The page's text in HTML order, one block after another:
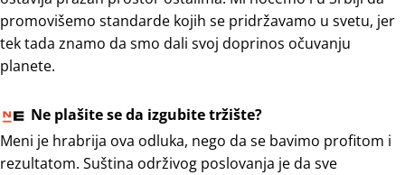
promovišemo standarde kojih se pridržavamo u svetu, jer
tek tada znamo da smo dali svoj doprinos očuvanju
planete.
Ne plašite se da izgubite tržište?
Meni je hrabrija ova odluka, nego da se bavimo profitom i
rezultatom. Suština održivog poslovanja je da sve